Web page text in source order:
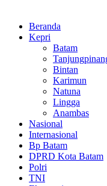
Beranda
Kepri
Batam
Bintan
Karimun
Natuna
Lingga
Anambas
Nasional
Internasional
Bp Batam
DPRD Kota Batam
Polri
TNI